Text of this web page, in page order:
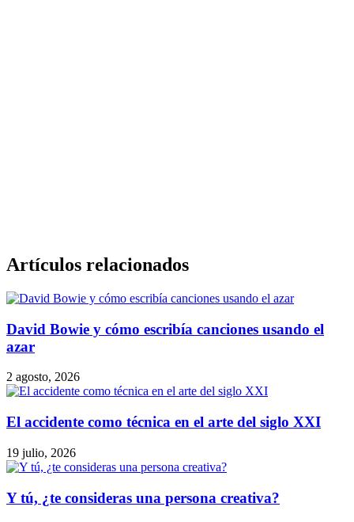
Artículos relacionados
David Bowie y cómo escribía canciones usando el
azar
2 agosto, 2026
El accidente como técnica en el arte del siglo XXI
19 julio, 2026
Y tú, ¿te consideras una persona creativa?